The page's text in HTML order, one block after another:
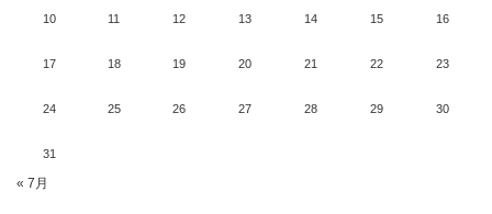
10 11 12 13 14 15 16
17 18 19 20 21 22 23
24 25 26 27 28 29 30
31
« 7月